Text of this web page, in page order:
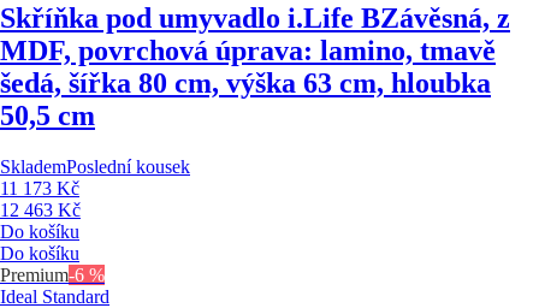
Skříňka pod umyvadlo i.Life BZávěsná, z
MDF, povrchová úprava: lamino, tmavě
šedá, šířka 80 cm, výška 63 cm, hloubka
50,5 cm
SklademPoslední kousek
11 173 Kč
12 463 Kč
Do košíku
Do košíku
Premium-6 %
Ideal Standard